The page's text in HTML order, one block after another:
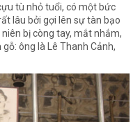
tù nhỏ tuổi, có một bức
lâu bởi gợi lên sự tàn bạo
bị còng tay, mắt nhắm,
ông là Lê Thanh Cảnh,